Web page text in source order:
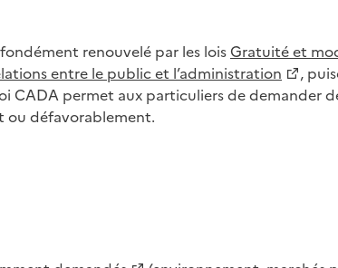
renouvelé par les loisGratuité et
entre le public et l’administration
,
CADA permet aux particuliers de demander
ou défavorablement.